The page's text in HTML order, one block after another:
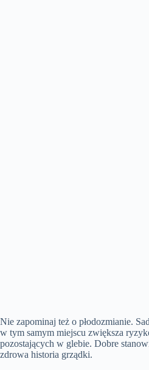
Nie zapominaj też o płodozmianie.
w tym samym miejscu zwiększa
pozostających w glebie. Dobre
zdrowa historia grządki.